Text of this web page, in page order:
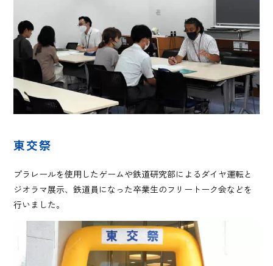
東交祭
プラレールを使用したゲームや鉄道研究部によるダイヤ運転と
ジオラマ展示、鉄道員になった卒業生のフリートーク会などを
行いました。